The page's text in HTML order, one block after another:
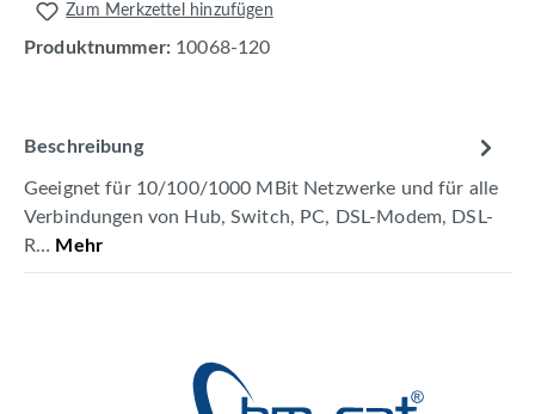
Zum Merkzettel hinzufügen
Produktnummer: 10068-120
Beschreibung
Geeignet für 10/100/1000 MBit Netzwerke und für alle
Verbindungen von Hub, Switch, PC, DSL-Modem, DSL-
R… Mehr